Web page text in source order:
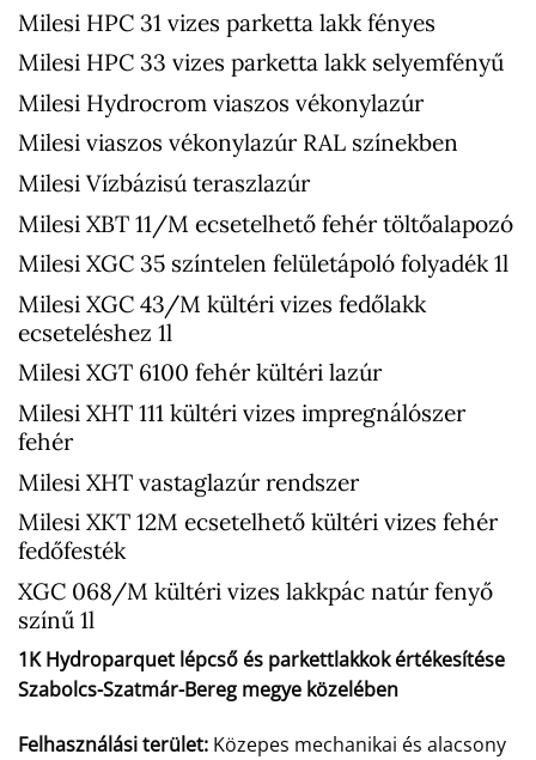
Milesi HPC 31 vizes parketta lakk fényes
Milesi HPC 33 vizes parketta lakk selyemfényű
Milesi Hydrocrom viaszos vékonylazúr
Milesi viaszos vékonylazúr RAL színekben
Milesi Vízbázisú teraszlazúr
Milesi XBT 11/M ecsetelhető fehér töltőalapozó
Milesi XGC 35 színtelen felületápoló folyadék 1l
Milesi XGC 43/M kültéri vizes fedőlakk
ecseteléshez 1l
Milesi XGT 6100 fehér kültéri lazúr
Milesi XHT 111 kültéri vizes impregnálószer
fehér
Milesi XHT vastaglazúr rendszer
Milesi XKT 12M ecsetelhető kültéri vizes fehér
fedőfesték
XGC 068/M kültéri vizes lakkpác natúr fenyő
színű 1l
1K Hydroparquet lépcső és parkettlakkok értékesítése
Szabolcs-Szatmár-Bereg megye közelében
Felhasználási terület: Közepes mechanikai és alacsony